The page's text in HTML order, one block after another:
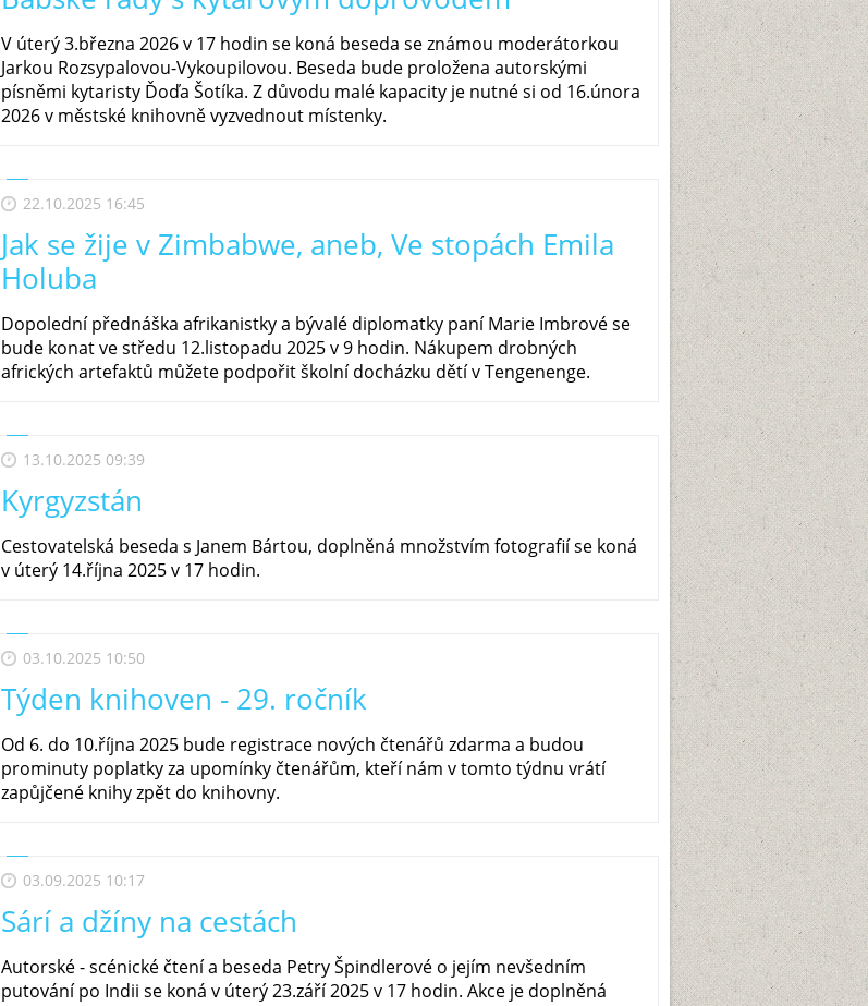
V úterý 3.března 2026 v 17 hodin se koná beseda se známou moderátorkou
Jarkou Rozsypalovou-Vykoupilovou. Beseda bude proložena autorskými
písněmi kytaristy Ďoďa Šotíka. Z důvodu malé kapacity je nutné si od 16.února
2026 v městské knihovně vyzvednout místenky.
22.10.2025 16:45
Jak se žije v Zimbabwe, aneb, Ve stopách Emila
Holuba
Dopolední přednáška afrikanistky a bývalé diplomatky paní Marie Imbrové se
bude konat ve středu 12.listopadu 2025 v 9 hodin. Nákupem drobných
afrických artefaktů můžete podpořit školní docházku dětí v Tengenenge.
13.10.2025 09:39
Kyrgyzstán
Cestovatelská beseda s Janem Bártou, doplněná množstvím fotografií se koná
v úterý 14.října 2025 v 17 hodin.
03.10.2025 10:50
Týden knihoven - 29. ročník
Od 6. do 10.října 2025 bude registrace nových čtenářů zdarma a budou
prominuty poplatky za upomínky čtenářům, kteří nám v tomto týdnu vrátí
zapůjčené knihy zpět do knihovny.
03.09.2025 10:17
Sárí a džíny na cestách
Autorské - scénické čtení a beseda Petry Špindlerové o jejím nevšedním
putování po Indii se koná v úterý 23.září 2025 v 17 hodin. Akce je doplněná